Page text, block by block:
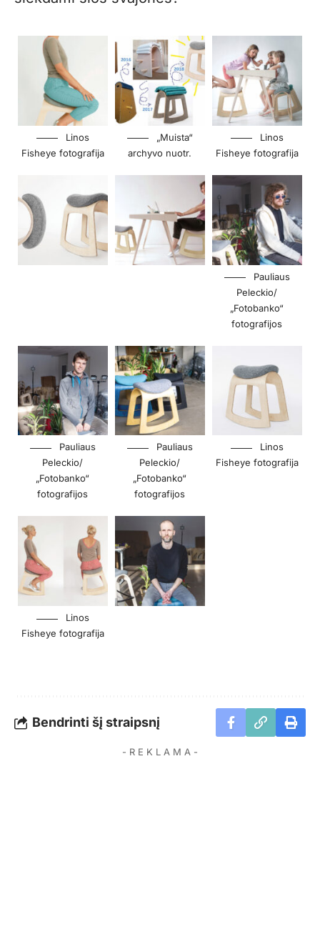
Linos
Fisheye fotografija
„Muista“
archyvo nuotr.
Linos
Fisheye fotografija
Pauliaus
Peleckio/
„Fotobanko“
fotografijos
Pauliaus
Peleckio/
„Fotobanko“
fotografijos
Pauliaus
Peleckio/
„Fotobanko“
fotografijos
Linos
Fisheye fotografija
Linos
Fisheye fotografija
Bendrinti šį straipsnį
- R E K L A M A -